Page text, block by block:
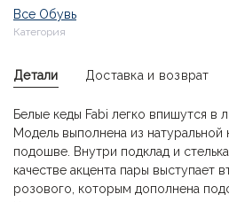
Все Обувь
Категория
Детали Доставка и возврат
Белые кеды Fabi легко впишутся в
Модель выполнена из
подошве. Внутри подклад и
качестве акцента пары выступает
розового, которым дополнена